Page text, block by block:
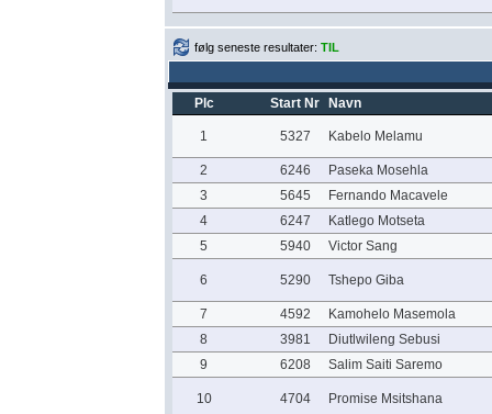
følg seneste resultater: TIL
Plc Start Nr Navn
1 5327 Kabelo Melamu
2 6246
Paseka Mosehla
3
5645
Fernando Macavele
4
6247
Katlego Motseta
5
5940 Victor Sang
6 5290 Tshepo Giba
7 4592
Kamohelo Masemola
8
3981
Diutlwileng Sebusi
9
6208 Salim Saiti Saremo
10 4704 Promise Msitshana